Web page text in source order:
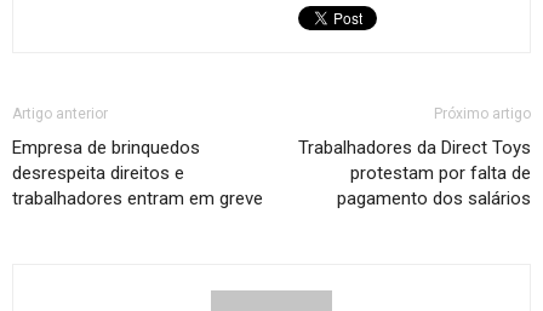
Artigo anterior
Empresa de brinquedos
desrespeita direitos e
trabalhadores entram em greve
Próximo artigo
Trabalhadores da Direct Toys
protestam por falta de
pagamento dos salários